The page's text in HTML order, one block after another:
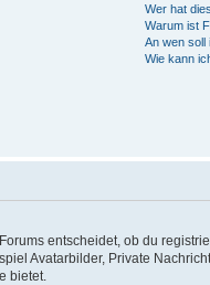
Wer hat
Warum ist
An wen soll
Wie kann
entscheidet, ob du
Avatarbilder, Private
bietet.